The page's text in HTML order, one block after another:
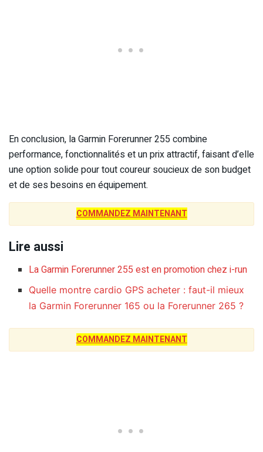
En conclusion, la Garmin Forerunner 255 combine
performance, fonctionnalités et un prix attractif, faisant d’elle
une option solide pour tout coureur soucieux de son budget
et de ses besoins en équipement.
COMMANDEZ MAINTENANT
Lire aussi
La Garmin Forerunner 255 est en promotion chez i-run
Quelle montre cardio GPS acheter : faut-il mieux
la Garmin Forerunner 165 ou la Forerunner 265 ?
COMMANDEZ MAINTENANT